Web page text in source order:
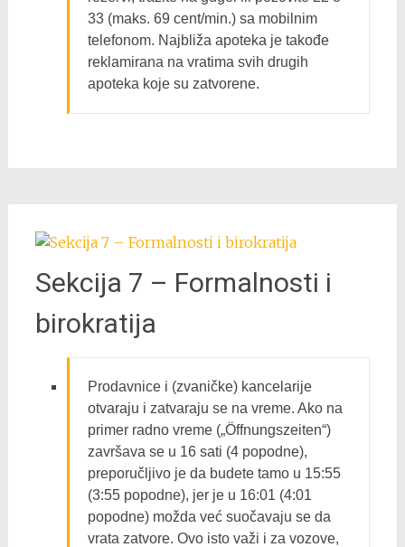
33 (maks. 69 cent/min.) sa mobilnim
telefonom. Najbliža apoteka je takođe
reklamirana na vratima svih drugih
apoteka koje su zatvorene.
Sekcija 7 – Formalnosti i
birokratija
Prodavnice i (zvaničke) kancelarije
otvaraju i zatvaraju se na vreme. Ako na
primer radno vreme („Öffnungszeiten“)
završava se u 16 sati (4 popodne),
preporučljivo je da budete tamo u 15:55
(3:55 popodne), jer je u 16:01 (4:01
popodne) možda već suočavaju se da
vrata zatvore. Ovo isto važi i za vozove,